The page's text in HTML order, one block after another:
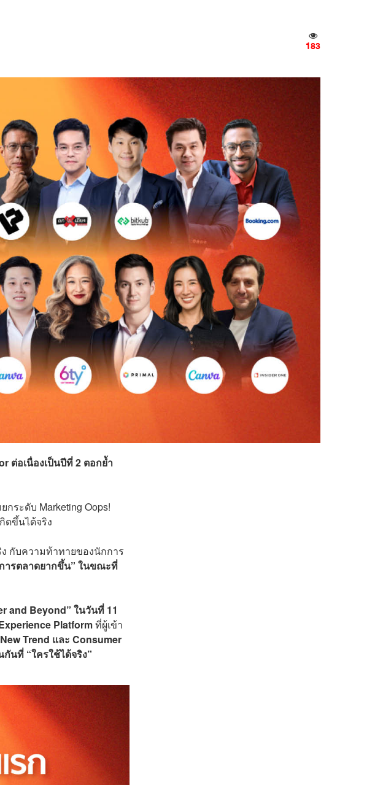
183
ต่อเนื่องเป็นปีที่ 2 ตอกย้ำ
ระดับ Marketing Oops!
ดขึ้นได้จริง
ง กับความท้าทายของนักการ
ารตลาดยากขึ้น” ในขณะที่
and Beyond” ในวันที่ 11
Platformที่ผู้เข้า
Trend และ Consumer
นที่ “ใครใช้ได้จริง”